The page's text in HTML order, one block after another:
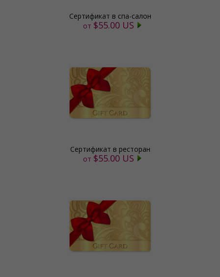
Сертификат в спа-салон
от $55.00 US
Сертификат в ресторан
от $55.00 US